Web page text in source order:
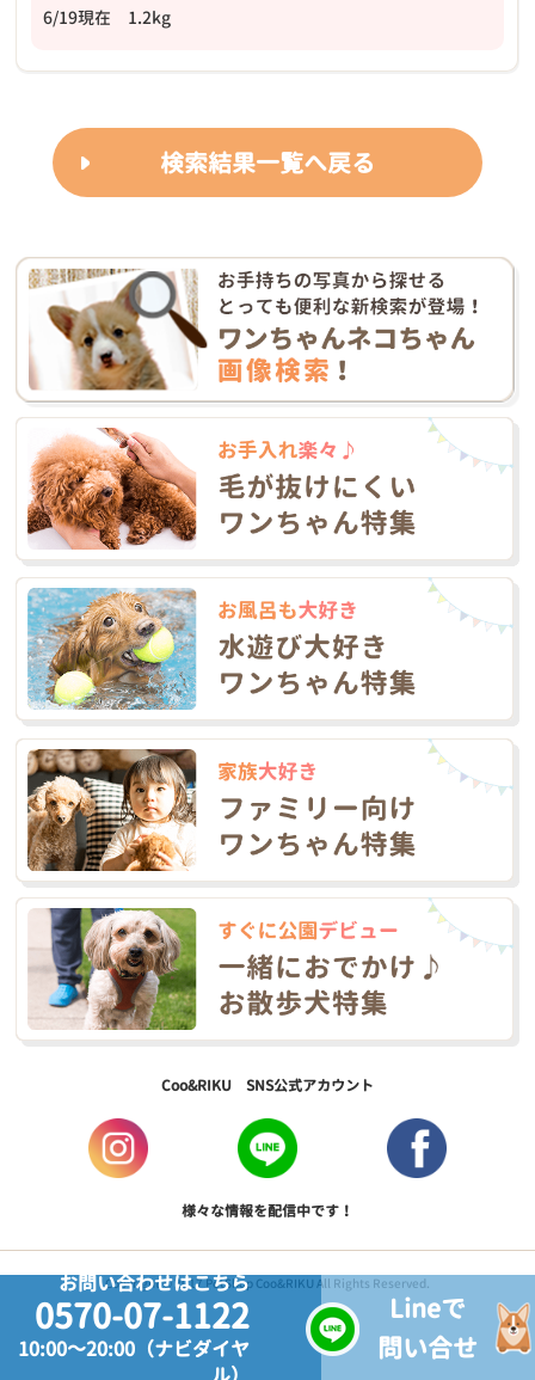
6/19現在 1.2kg
検索結果一覧へ戻る
お問い合わせはこちら
0570-07-1122
10:00～20:00（ナビダイヤ
ル）
Lineで
問い合せ
Coo&RIKU SNS公式アカウント
様々な情報を配信中です！
Copyright © 2017 PetShop Coo&RIKU All Rights Reserved.